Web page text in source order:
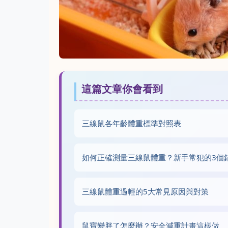
這篇文章你會看到
三線鼠各年齡體重標準對照表
如何正確測量三線鼠體重？新手常犯的3個
三線鼠體重過輕的5大常見原因與對策
鼠寶變胖了怎麼辦？安全減重計畫這樣做